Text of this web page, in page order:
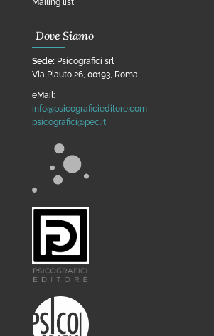
Dove Siamo
Sede: Psicografici srl
Via Plauto 26, 00193, Roma
eMail:
info@psicograficieditore.com
psicografici@pec.it